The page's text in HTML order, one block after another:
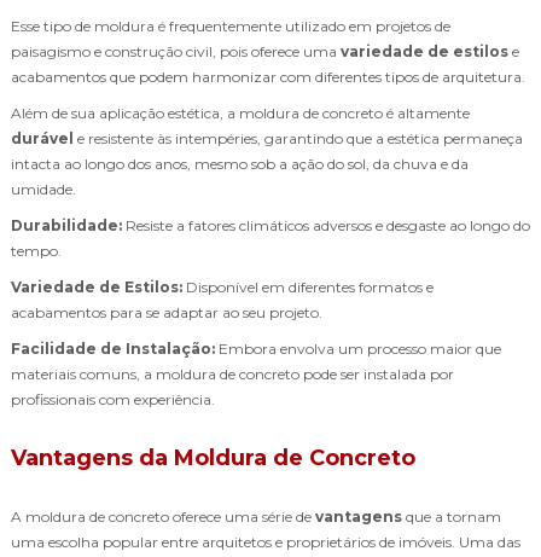
Esse tipo de moldura é frequentemente utilizado em projetos de
paisagismo e construção civil, pois oferece uma variedade de estilos e
acabamentos que podem harmonizar com diferentes tipos de arquitetura.
Além de sua aplicação estética, a moldura de concreto é altamente
durável e resistente às intempéries, garantindo que a estética permaneça
intacta ao longo dos anos, mesmo sob a ação do sol, da chuva e da
umidade.
Durabilidade: Resiste a fatores climáticos adversos e desgaste ao longo do
tempo.
Variedade de Estilos: Disponível em diferentes formatos e
acabamentos para se adaptar ao seu projeto.
Facilidade de Instalação: Embora envolva um processo maior que
materiais comuns, a moldura de concreto pode ser instalada por
profissionais com experiência.
Vantagens da Moldura de Concreto
A moldura de concreto oferece uma série de vantagens que a tornam
uma escolha popular entre arquitetos e proprietários de imóveis. Uma das